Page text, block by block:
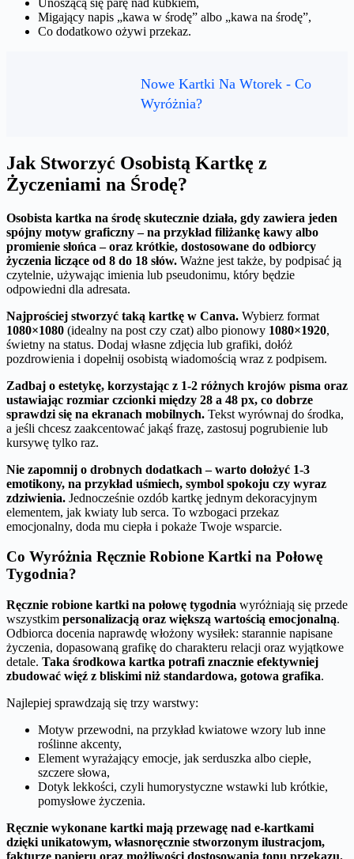
Migający napis „kawa w środę” albo „kawa na środę”,
Co dodatkowo ożywi przekaz.
Nowe Kartki Na Wtorek - Co
Wyróżnia?
Jak Stworzyć Osobistą Kartkę z
Życzeniami na Środę?
Osobista kartka na środę skutecznie działa, gdy zawiera jeden
spójny motyw graficzny – na przykład filiżankę kawy albo
promienie słońca – oraz krótkie, dostosowane do odbiorcy
życzenia liczące od 8 do 18 słów. Ważne jest także, by podpisać ją
czytelnie, używając imienia lub pseudonimu, który będzie
odpowiedni dla adresata.
Najprościej stworzyć taką kartkę w Canva. Wybierz format
1080×1080 (idealny na post czy czat) albo pionowy 1080×1920,
świetny na status. Dodaj własne zdjęcia lub grafiki, dołóż
pozdrowienia i dopełnij osobistą wiadomością wraz z podpisem.
Zadbaj o estetykę, korzystając z 1-2 różnych krojów pisma oraz
ustawiając rozmiar czcionki między 28 a 48 px, co dobrze
sprawdzi się na ekranach mobilnych. Tekst wyrównaj do środka,
a jeśli chcesz zaakcentować jakąś frazę, zastosuj pogrubienie lub
kursywę tylko raz.
Nie zapomnij o drobnych dodatkach – warto dołożyć 1-3
emotikony, na przykład uśmiech, symbol spokoju czy wyraz
zdziwienia. Jednocześnie ozdób kartkę jednym dekoracyjnym
elementem, jak kwiaty lub serca. To wzbogaci przekaz
emocjonalny, doda mu ciepła i pokaże Twoje wsparcie.
Co Wyróżnia Ręcznie Robione Kartki na Połowę
Tygodnia?
Ręcznie robione kartki na połowę tygodnia wyróżniają się przede
wszystkim personalizacją oraz większą wartością emocjonalną.
Odbiorca docenia naprawdę włożony wysiłek: starannie napisane
życzenia, dopasowaną grafikę do charakteru relacji oraz wyjątkowe
detale. Taka środkowa kartka potrafi znacznie efektywniej
zbudować więź z bliskimi niż standardowa, gotowa grafika.
Najlepiej sprawdzają się trzy warstwy:
Motyw przewodni, na przykład kwiatowe wzory lub inne
roślinne akcenty,
Element wyrażający emocje, jak serduszka albo ciepłe,
szczere słowa,
Dotyk lekkości, czyli humorystyczne wstawki lub krótkie,
pomysłowe życzenia.
Ręcznie wykonane kartki mają przewagę nad e-kartkami
dzięki unikatowym, własnoręcznie stworzonym ilustracjom,
fakturze papieru oraz możliwości dostosowania tonu przekazu.